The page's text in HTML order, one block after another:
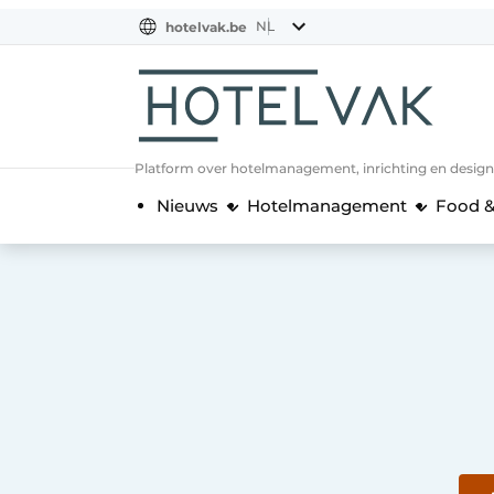
NL
EN
FR
hotelvak.be NL
Platform over hotelmanagement, inrichting en
Nieuws Hotelmanagement Food